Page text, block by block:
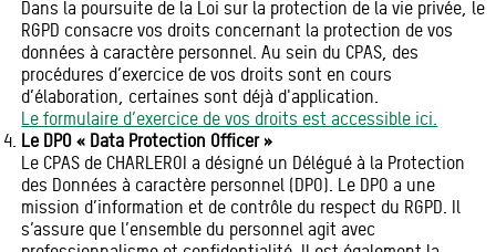
Dans la poursuite de la Loi sur la protection de la vie privée, le
RGPD consacre vos droits concernant la protection de vos
données à caractère personnel. Au sein du CPAS, des
procédures d’exercice de vos droits sont en cours
d’élaboration, certaines sont déjà d'application.
Le formulaire d’exercice de vos droits est accessible ici.
Le DPO « Data Protection Officer »
Le CPAS de CHARLEROI a désigné un Délégué à la Protection
des Données à caractère personnel (DPO). Le DPO a une
mission d’information et de contrôle du respect du RGPD. Il
s’assure que l’ensemble du personnel agit avec